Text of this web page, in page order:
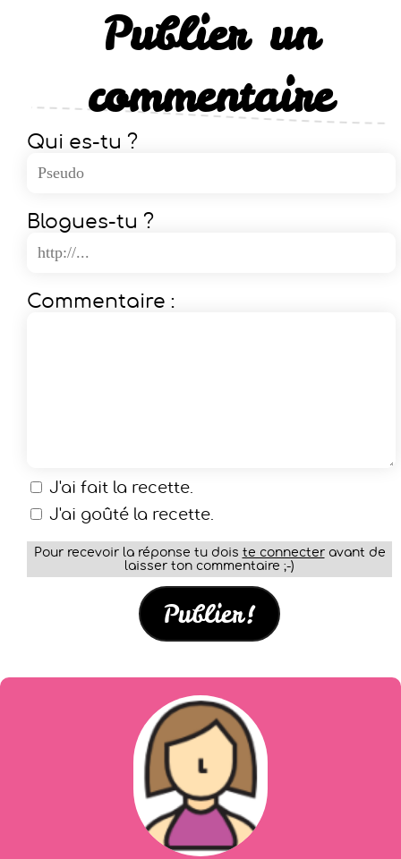
Publier un
commentaire
Qui es-tu ?
Blogues-tu ?
Commentaire :
J'ai fait la recette.
J'ai goûté la recette.
Pour recevoir la réponse tu dois te connecteravant de
laisser ton commentaire ;-)